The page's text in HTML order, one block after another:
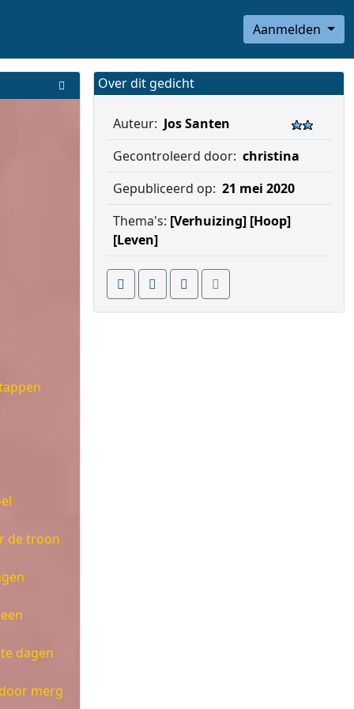
Aanmelden
de troon
dagen
merg
Over dit gedicht
Auteur: Jos Santen
Gecontroleerd door: christina
Gepubliceerd op: 21 mei 2020
Thema's: [Verhuizing] [Hoop]
[Leven]